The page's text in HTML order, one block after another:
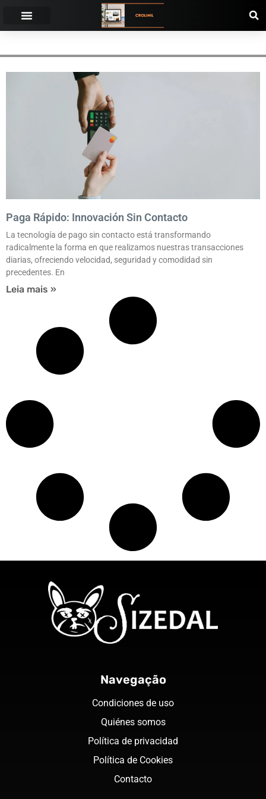
Paga Rápido: Innovación Sin Contacto
La tecnología de pago sin contacto está transformando
radicalmente la forma en que realizamos nuestras transacciones
diarias, ofreciendo velocidad, seguridad y comodidad sin
precedentes. En
Leia mais »
Navegação
Condiciones de uso
Quiénes somos
Política de privacidad
Política de Cookies
Contacto